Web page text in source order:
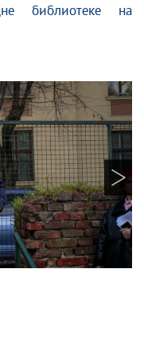
библиотеке на